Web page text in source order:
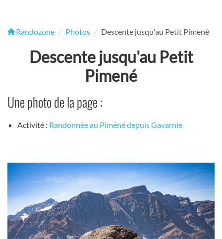
Randozone Photos Descente jusqu'au Petit Pimené
Descente jusqu'au Petit
Pimené
Une photo de la page :
Activité : Randonnée au Piméné depuis Gavarnie